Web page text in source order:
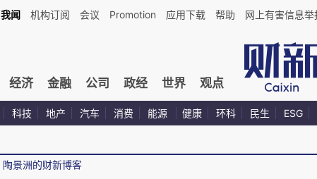
我闻 机构订阅 会议 Promotion 应用下载 帮助 网上有害信息举
经济 金融 公司 政经 世界 观点
科技 地产 汽车 消费 能源 健康 环科 民生 ESG
陶景洲的财新博客